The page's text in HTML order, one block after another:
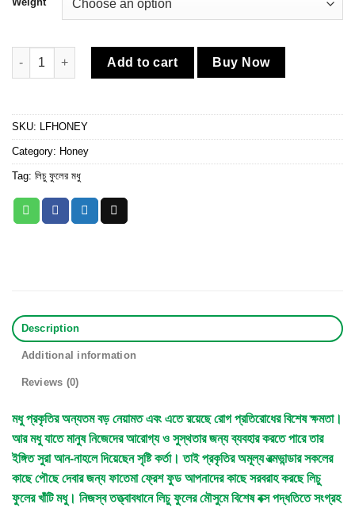
লিচু ফুলের মধু quantity
Add to cart Buy Now
SKU: LFHONEY
Category: Honey
Tag: লিচু ফুলের মধু
Description
Additional information
Reviews (0)
মধু প্রকৃতির অন্যতম বড় নেয়ামত এবং এতে রয়েছে রোগ প্রতিরোধের বিশেষ ক্ষমতা।
আর মধু যাতে মানুষ নিজেদের আরোগ্য ও সুস্থতার জন্য ব্যবহার করতে পারে তার
ইঙ্গিত সুরা আন-নাহলে দিয়েছেন সৃষ্টি কর্তা। তাই প্রকৃতির অমূল্য রত্মভান্ডার সকলের
কাছে পৌছে দেবার জন্য ফাতেমা ফ্রেশ ফুড আপনাদের কাছে সরবরাহ করছে লিচু
ফুলের খাঁটি মধু। নিজস্ব তত্ত্বাবধানে লিচু ফুলের মৌসুমে বিশেষ বক্স পদ্ধতিতে সংগ্রহ